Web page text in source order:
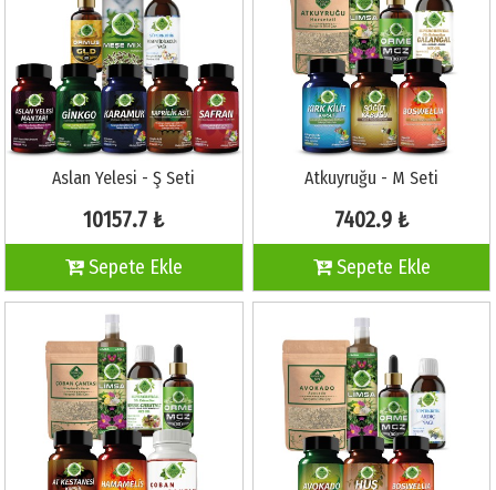
Aslan Yelesi - Ş Seti
10157.7 ₺
Sepete Ekle
Atkuyruğu - M Seti
7402.9 ₺
Sepete Ekle